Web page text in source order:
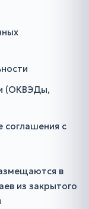
(ОКВЭДы,
соглашения с
в
из закрытого